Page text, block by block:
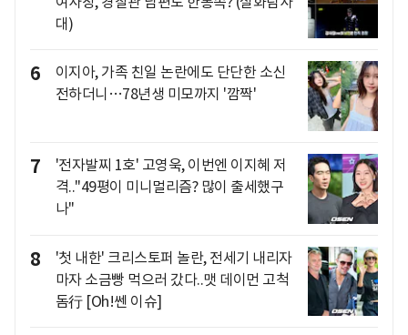
대)
6
이지아, 가족 친일 논란에도 단단한 소신
전하더니…78년생 미모까지 '깜짝'
7
'전자발찌 1호' 고영욱, 이번엔 이지혜 저
격.."49평이 미니멀리즘? 많이 출세했구
나"
8
'첫 내한' 크리스토퍼 놀란, 전세기 내리자
마자 소금빵 먹으러 갔다..맷 데이먼 고척
돔行 [Oh!쎈 이슈]